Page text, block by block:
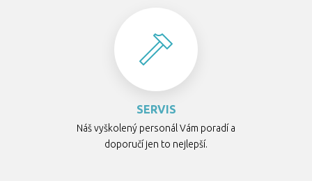
SERVIS
Náš vyškolený personál Vám poradí a
doporučí jen to nejlepší.